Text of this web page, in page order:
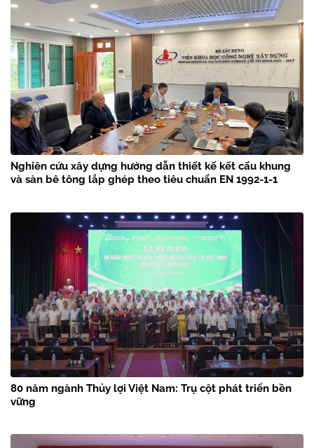
Nghiên cứu xây dựng hướng dẫn thiết kế kết cấu khung
và sàn bê tông lắp ghép theo tiêu chuẩn EN 1992-1-1
80 năm ngành Thủy lợi Việt Nam: Trụ cột phát triển bền
vững